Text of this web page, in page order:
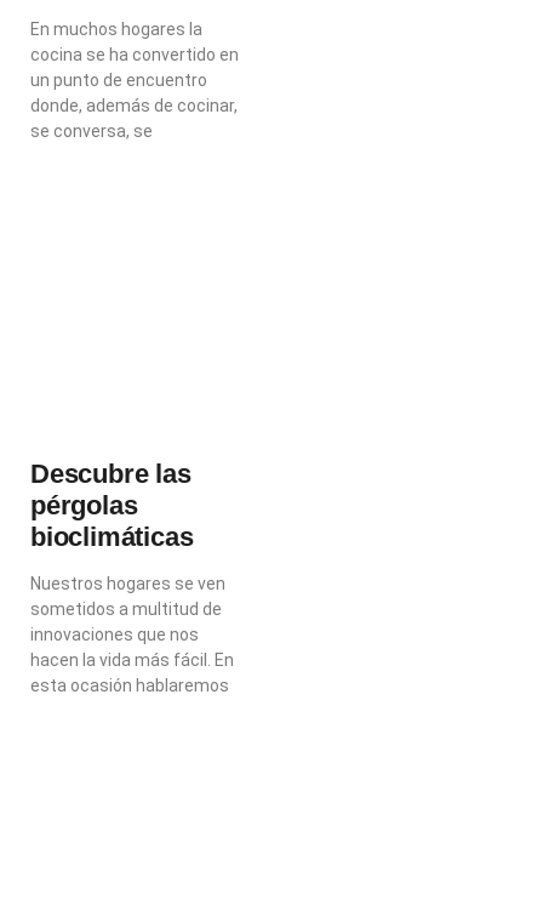
En muchos hogares la
cocina se ha convertido en
un punto de encuentro
donde, además de cocinar,
se conversa, se
Descubre las
pérgolas
bioclimáticas
Nuestros hogares se ven
sometidos a multitud de
innovaciones que nos
hacen la vida más fácil. En
esta ocasión hablaremos